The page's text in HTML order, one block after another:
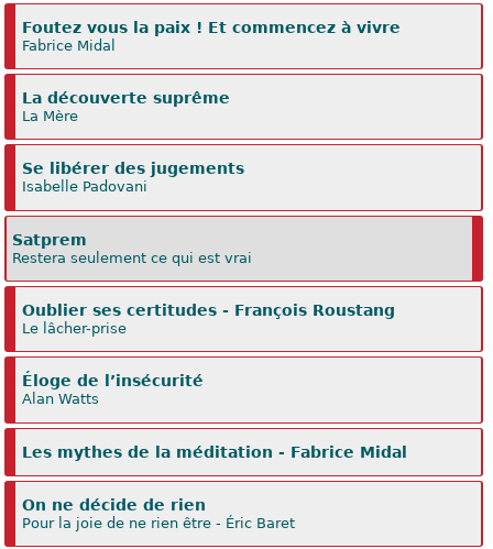
Foutez vous la paix ! Et commencez à vivre
Fabrice Midal
La découverte suprême
La Mère
Se libérer des jugements
Isabelle Padovani
Satprem
Restera seulement ce qui est vrai
Oublier ses certitudes - François Roustang
Le lâcher-prise
Éloge de l’insécurité
Alan Watts
Les mythes de la méditation - Fabrice Midal
On ne décide de rien
Pour la joie de ne rien être - Éric Baret